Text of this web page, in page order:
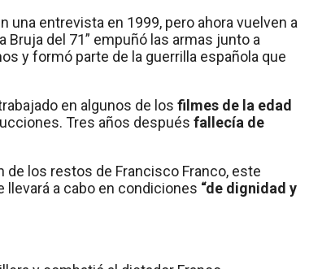
una entrevista en 1999, pero ahora vuelven a
Bruja del 71” empuñó las armas junto a
y formó parte de la guerrilla española que
en algunos de los filmes de la edad
Tres años después fallecía de
de los restos de Francisco Franco, este
llevará a cabo en condiciones “de dignidad y